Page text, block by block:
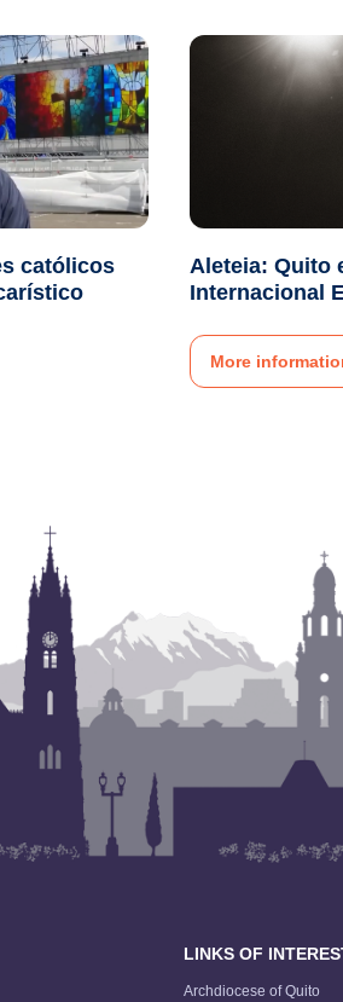
católicos
Aleteia: Quito
Internacional
More
LINKS OF
Archdiocese of Quito